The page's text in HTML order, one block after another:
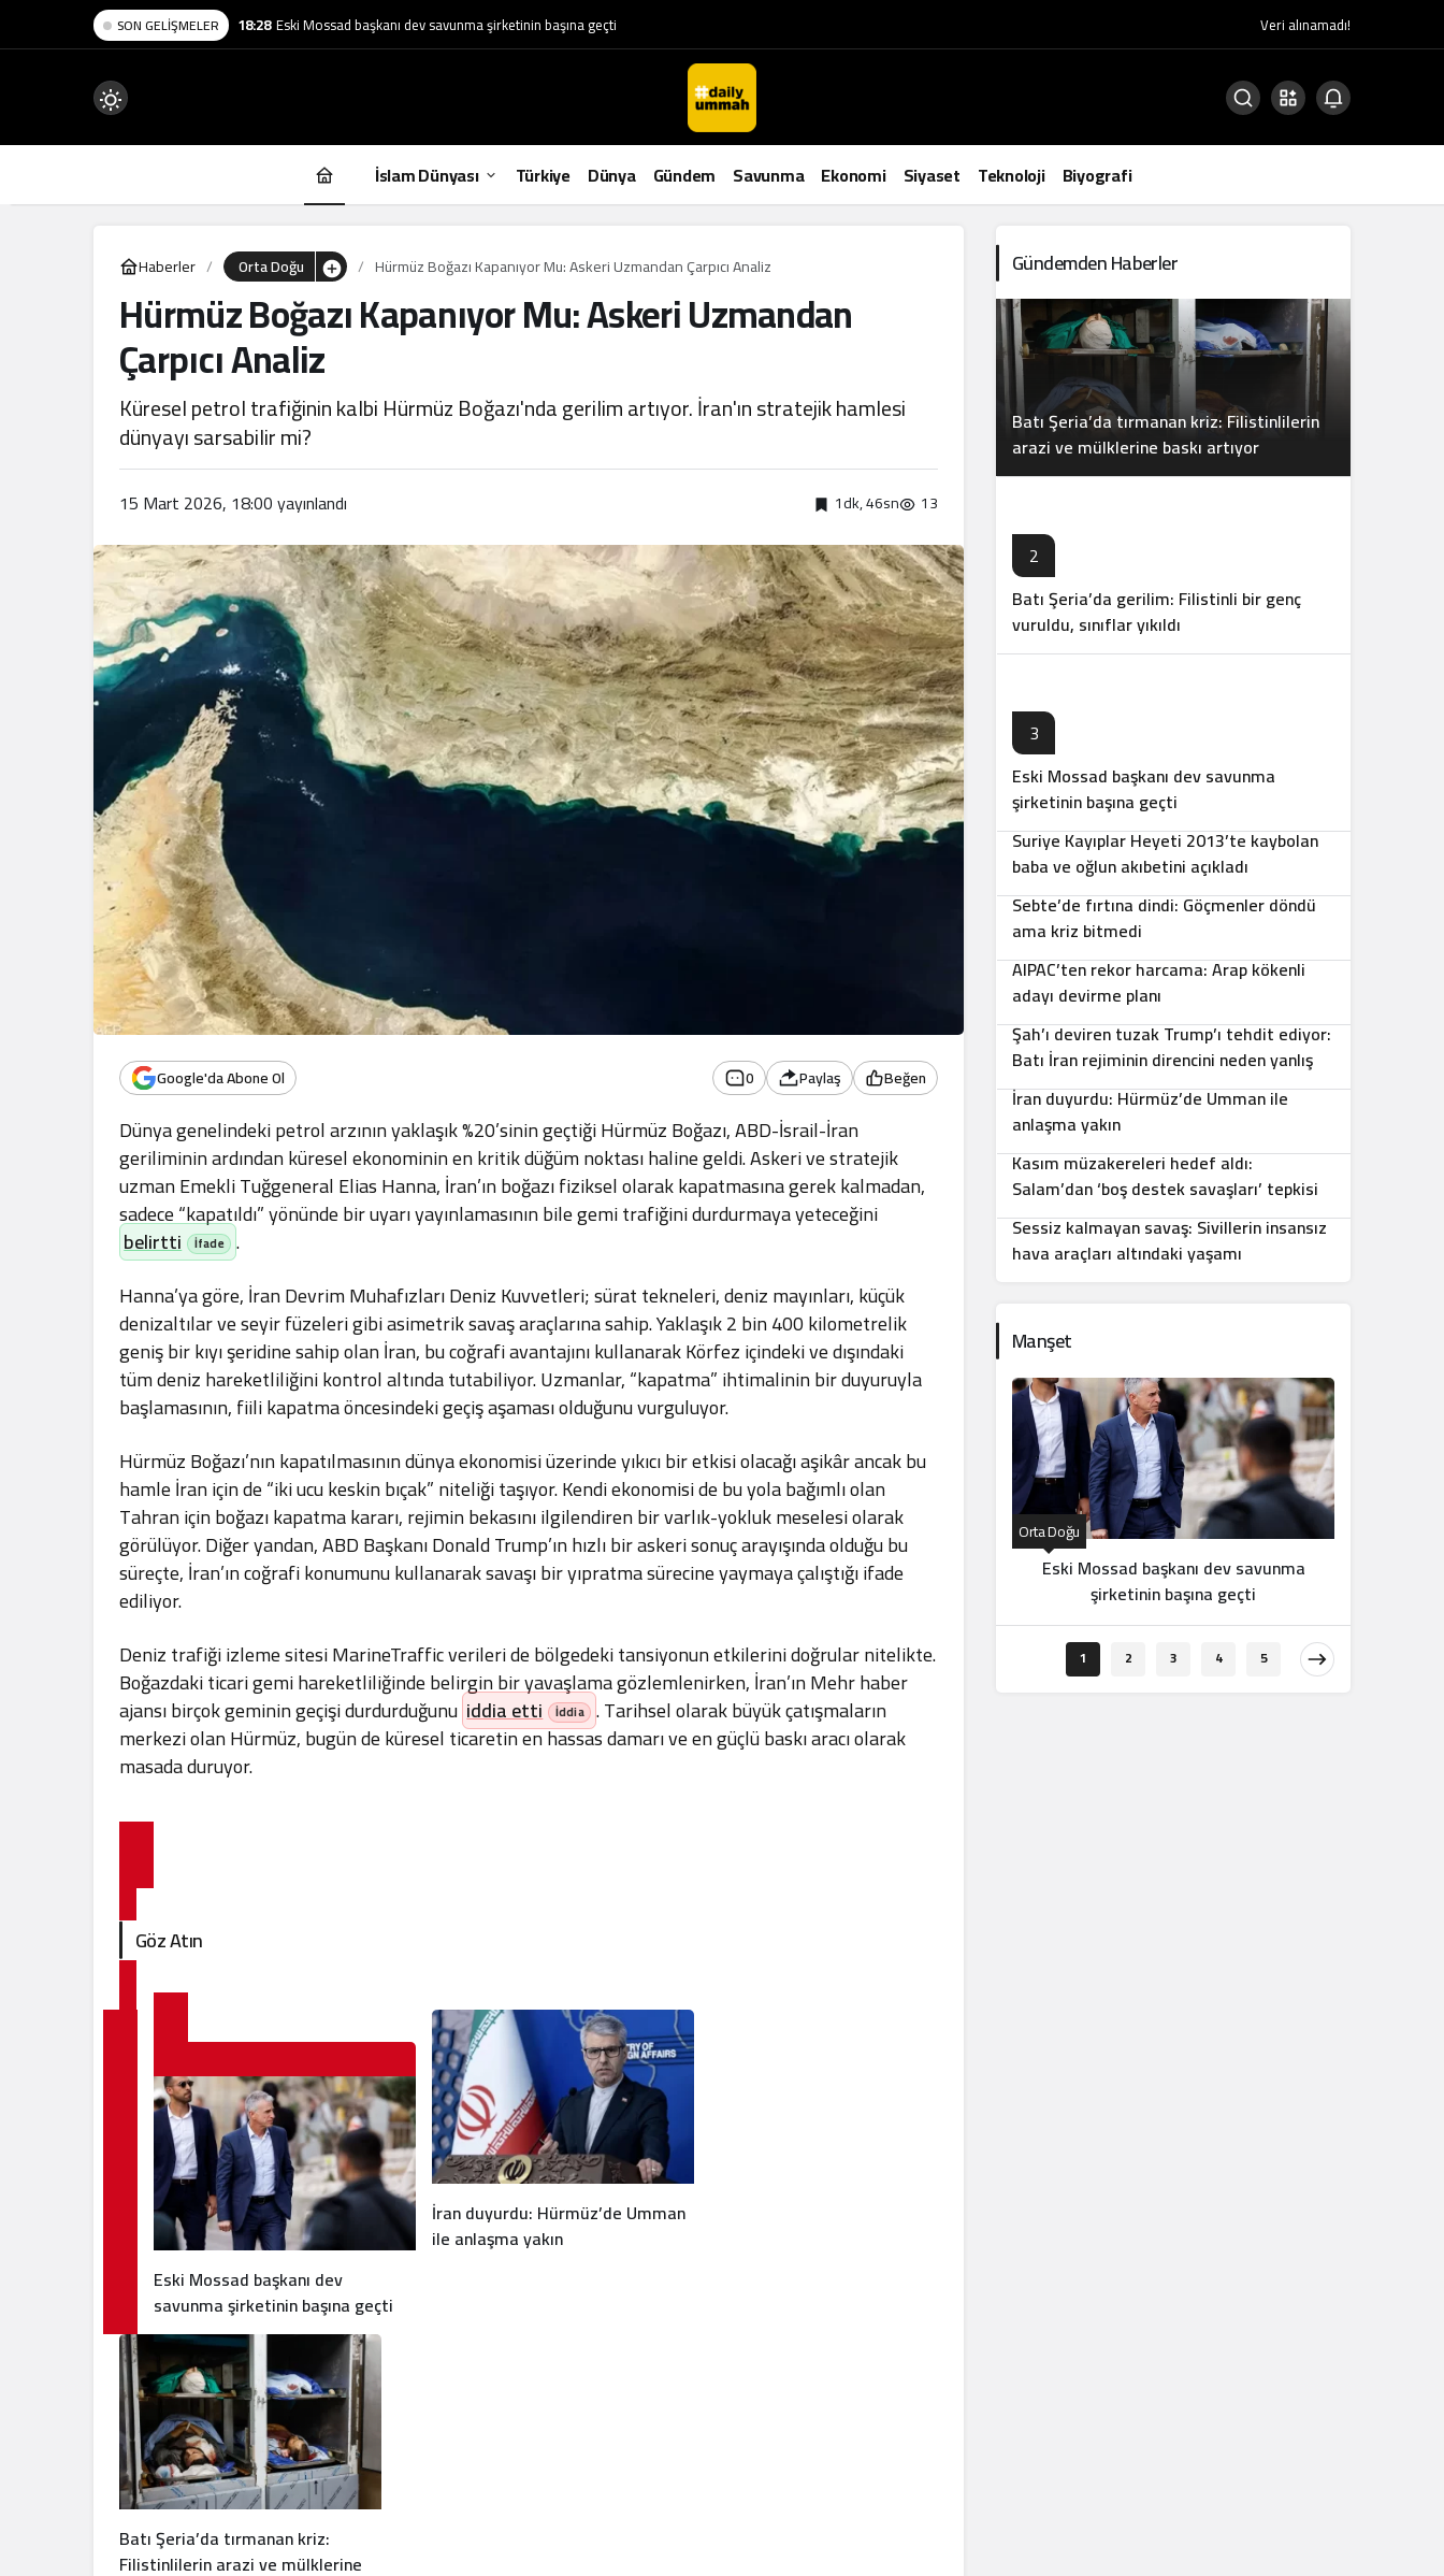
SON GELIŞMELER Veri alınamadı!
Mod
değiştir
İslam Dünyası Türkiye Dünya Gündem Savunma Ekonomi Siyaset Teknoloji Biyografi
Haberler Orta Doğu Hürmüz Boğazı Kapanıyor Mu: Askeri Uzmandan Çarpıcı Analiz
Hürmüz Boğazı Kapanıyor Mu: Askeri Uzmandan
Çarpıcı Analiz
Küresel petrol trafiğinin kalbi Hürmüz Boğazı'nda gerilim artıyor. İran'ın stratejik hamlesi
dünyayı sarsabilir mi?
15 Mart 2026, 18:00yayınlandı 1dk, 46sn 13
Google'da Abone Ol 0 Paylaş Beğen
Dünya genelindeki petrol arzının yaklaşık %20’sinin geçtiği Hürmüz Boğazı, ABD-İsrail-İran
geriliminin ardından küresel ekonominin en kritik düğüm noktası haline geldi. Askeri ve stratejik
uzman Emekli Tuğgeneral Elias Hanna, İran’ın boğazı fiziksel olarak kapatmasına gerek kalmadan,
sadece “kapatıldı” yönünde bir uyarı yayınlamasının bile gemi trafiğini durdurmaya yeteceğini
belirtti
.
Hanna’ya göre, İran Devrim Muhafızları Deniz Kuvvetleri; sürat tekneleri, deniz mayınları, küçük
denizaltılar ve seyir füzeleri gibi asimetrik savaş araçlarına sahip. Yaklaşık 2 bin 400 kilometrelik
geniş bir kıyı şeridine sahip olan İran, bu coğrafi avantajını kullanarak Körfez içindeki ve dışındaki
tüm deniz hareketliliğini kontrol altında tutabiliyor. Uzmanlar, “kapatma” ihtimalinin bir duyuruyla
başlamasının, fiili kapatma öncesindeki geçiş aşaması olduğunu vurguluyor.
Hürmüz Boğazı’nın kapatılmasının dünya ekonomisi üzerinde yıkıcı bir etkisi olacağı aşikâr ancak bu
hamle İran için de “iki ucu keskin bıçak” niteliği taşıyor. Kendi ekonomisi de bu yola bağımlı olan
Tahran için boğazı kapatma kararı, rejimin bekasını ilgilendiren bir varlık-yokluk meselesi olarak
görülüyor. Diğer yandan, ABD Başkanı Donald Trump’ın hızlı bir askeri sonuç arayışında olduğu bu
süreçte, İran’ın coğrafi konumunu kullanarak savaşı bir yıpratma sürecine yaymaya çalıştığı ifade
ediliyor.
Deniz trafiği izleme sitesi MarineTraffic verileri de bölgedeki tansiyonun etkilerini doğrular nitelikte.
Boğazdaki ticari gemi hareketliliğinde belirgin bir yavaşlama gözlemlenirken, İran’ın Mehr haber
ajansı birçok geminin geçişi durdurduğunu iddia etti . Tarihsel olarak büyük çatışmaların
merkezi olan Hürmüz, bugün de küresel ticaretin en hassas damarı ve en güçlü baskı aracı olarak
masada duruyor.
Göz Atın
Eski Mossad başkanı dev
savunma şirketinin başına geçti
İran duyurdu: Hürmüz’de Umman
ile anlaşma yakın
Batı Şeria’da tırmanan kriz:
Filistinlilerin arazi ve mülklerine
Gündemden Haberler
Batı Şeria’da tırmanan kriz: Filistinlilerin
arazi ve mülklerine baskı artıyor
2
Batı Şeria’da gerilim: Filistinli bir genç
vuruldu, sınıflar yıkıldı
3
Eski Mossad başkanı dev savunma
şirketinin başına geçti
4
Suriye Kayıplar Heyeti 2013’te kaybolan
baba ve oğlun akıbetini açıkladı
5
Sebte’de fırtına dindi: Göçmenler döndü
ama kriz bitmedi
6
AIPAC’ten rekor harcama: Arap kökenli
adayı devirme planı
7
Şah’ı deviren tuzak Trump’ı tehdit ediyor:
Batı İran rejiminin direncini neden yanlış
anlıyor
8
İran duyurdu: Hürmüz’de Umman ile
anlaşma yakın
9
Kasım müzakereleri hedef aldı:
Salam’dan ‘boş destek savaşları’ tepkisi
10
Sessiz kalmayan savaş: Sivillerin insansız
hava araçları altındaki yaşamı
Manşet
Orta Doğu
Eski Mossad başkanı dev savunma
şirketinin başına geçti
1 2 3 4 5